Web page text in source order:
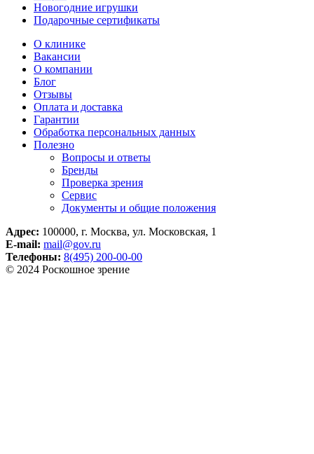
Новогодние игрушки
Подарочные сертификаты
О клинике
Вакансии
О компании
Блог
Отзывы
Оплата и доставка
Гарантии
Обработка персональных данных
Полезно
Вопросы и ответы
Бренды
Проверка зрения
Сервис
Документы и общие положения
Адрес: 100000, г. Москва, ул. Московская, 1
E-mail: mail@gov.ru
Телефоны: 8(495) 200-00-00
© 2024 Роскошное зрение